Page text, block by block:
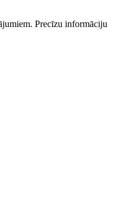
Precīzu informāciju